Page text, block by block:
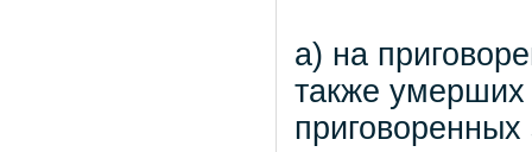
а) на
также